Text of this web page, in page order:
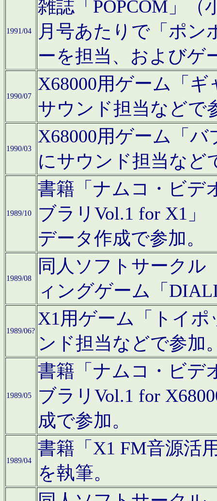
1991/04
雑誌「POPCOM」（
月号あたりで「ポン
ーを担当、およびゲ
1990/07
X68000用ゲーム「
サウンド担当などで
1990/03
X68000用ゲーム「
にサウンド担当など
1989/10
書籍「ナムコ・ビデ
ブラリVol.1 for X1」
データ作成で参加。
1989/08
同人ソフトサークル
ィングゲーム「
1989/06?
X1用ゲーム「トイ
ンド担当などで参加
1989/05
書籍「ナムコ・ビデ
ブラリVol.1 for
成で参加。
1989/04
書籍「X1 FM音源活
を執筆。